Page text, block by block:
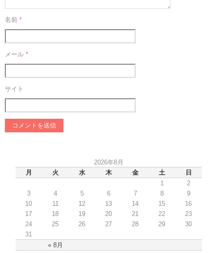
名前 *
メール *
サイト
2026年8月
月
火 水 木 金 土 日
« 8月
1
2
3
4 5 6 7 8
9
10
11 12 13 14 15
16
17
18 19 20 21 22
23
24
25 26 27 28 29
30
31